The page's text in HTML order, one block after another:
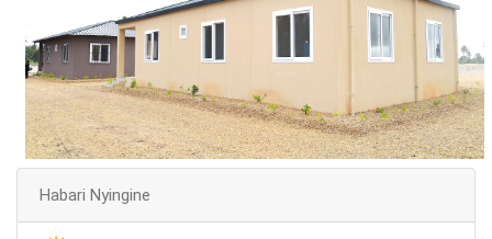
Habari Nyingine